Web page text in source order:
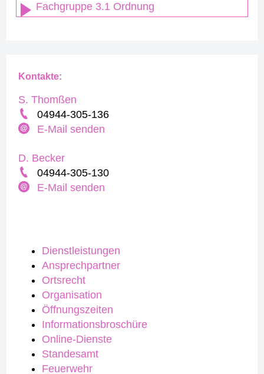
Fachgruppe 3.1 Ordnung
Dienstleistungen
Ansprechpartner
Ortsrecht
Organisation
Öffnungszeiten
Informationsbroschüre
Online-Dienste
Standesamt
Feuerwehr
Kontakte:
S. Thomßen
04944-305-136
E-Mail senden
D. Becker
04944-305-130
E-Mail senden